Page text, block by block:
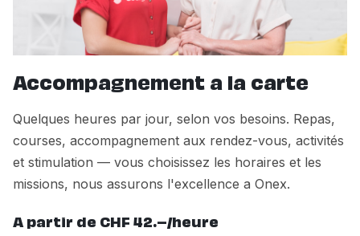
Accompagnement a la carte
Quelques heures par jour, selon vos besoins. Repas,
courses, accompagnement aux rendez-vous, activités
et stimulation — vous choisissez les horaires et les
missions, nous assurons l'excellence a Onex.
A partir de CHF 42.–/heure